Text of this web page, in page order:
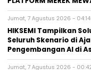
Jumat, 7 Agustus 2026 - 04:14
HIKSEMI Tampilkan
Seluruh Skenario di
Pengembangan AI di
Jumat, 7 Agustus 2026 -